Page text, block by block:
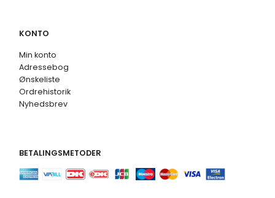
KONTO
Min konto
Adressebog
Ønskeliste
Ordrehistorik
Nyhedsbrev
BETALINGSMETODER